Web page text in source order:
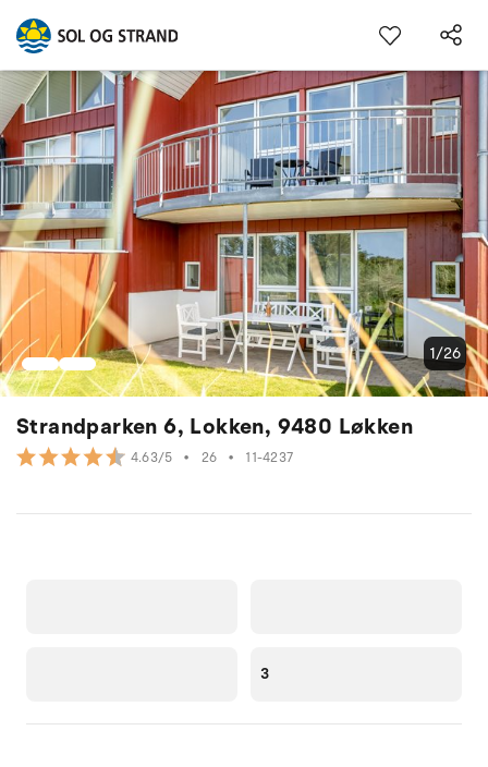
Strandparken 6, Lokken, 9480 Løkken
4.63/5 • 26 • 11-4237
1/26
3